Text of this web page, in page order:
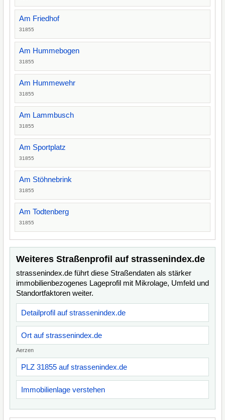
Am Friedhof
31855
Am Hummebogen
31855
Am Hummewehr
31855
Am Lammbusch
31855
Am Sportplatz
31855
Am Stöhnebrink
31855
Am Todtenberg
31855
Weiteres Straßenprofil auf strassenindex.de
strassenindex.de führt diese Straßendaten als stärker
immobilienbezogenes Lageprofil mit Mikrolage, Umfeld und
Standortfaktoren weiter.
Detailprofil auf strassenindex.de
Ort auf strassenindex.de
Aerzen
PLZ 31855 auf strassenindex.de
Immobilienlage verstehen